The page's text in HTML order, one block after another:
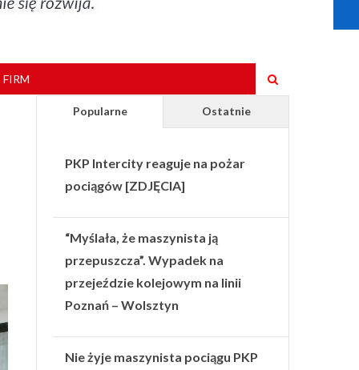
Popularne Ostatnie
PKP Intercity reaguje na pożar
pociągów [ZDJĘCIA]
“Myślała, że maszynista ją
przepuszcza”. Wypadek na
przejeździe kolejowym na linii
Poznań – Wolsztyn
Nie żyje maszynista pociągu PKP